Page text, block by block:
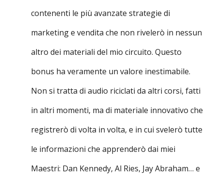
contenenti le più avanzate strategie di
marketing e vendita che non rivelerò in nessun
altro dei materiali del mio circuito. Questo
bonus ha veramente un valore inestimabile.
Non si tratta di audio riciclati da altri corsi, fatti
in altri momenti, ma di materiale innovativo che
registrerò di volta in volta, e in cui svelerò tutte
le informazioni che apprenderò dai miei
Maestri: Dan Kennedy, Al Ries, Jay Abraham… e